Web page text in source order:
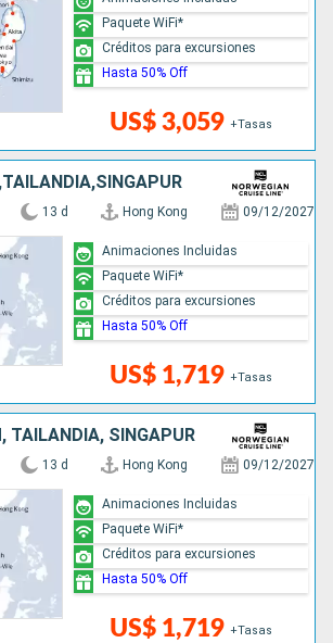
US$ 3,059 +Tasas
Paquete WiFi*
Créditos para excursiones
Hasta 50% Off
13 d Hong Kong 09/12/2027
US$ 1,719 +Tasas
Animaciones Incluidas
Paquete WiFi*
Créditos para excursiones
Hasta 50% Off
TAILANDIA, SINGAPUR
13 d Hong Kong 09/12/2027
US$ 1,719 +Tasas
Animaciones Incluidas
Paquete WiFi*
Créditos para excursiones
Hasta 50% Off